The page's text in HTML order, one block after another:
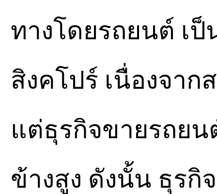
ทางโดยรถยนต์ เ
สิงคโปร์ เนื่องจาก
แต่ธุรกิจขายรถยน
ข้างสูง ดังนั้น ธุรกิ